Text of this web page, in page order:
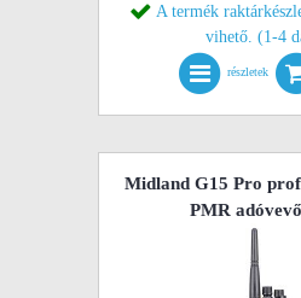
A termék
vihető. (1-4
részletek
Midland G15 Pro
PMR